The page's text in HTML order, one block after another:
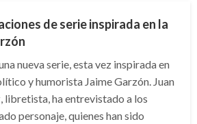
de serie inspirada en la
nueva serie, esta vez inspirada en
y humorista Jaime Garzón. Juan
libretista, ha entrevistado a los
personaje, quienes han sido